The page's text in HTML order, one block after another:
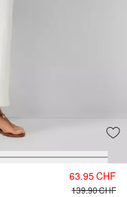
63.95 CHF
139.90 CHF